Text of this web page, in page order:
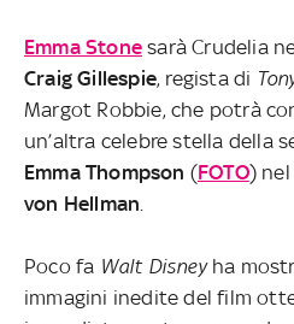
Emma Stone sarà Crudelia
Craig Gillespie, regista di
Margot Robbie, che potrà
un’altra celebre stella della
Emma Thompson (FOTO)
von Hellman
Poco fa Walt Disneyha
immagini inedite del film